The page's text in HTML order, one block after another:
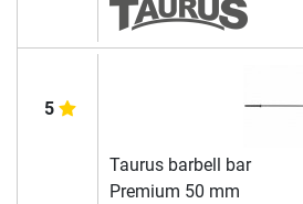
5
Taurus barbell bar
Premium 50 mm